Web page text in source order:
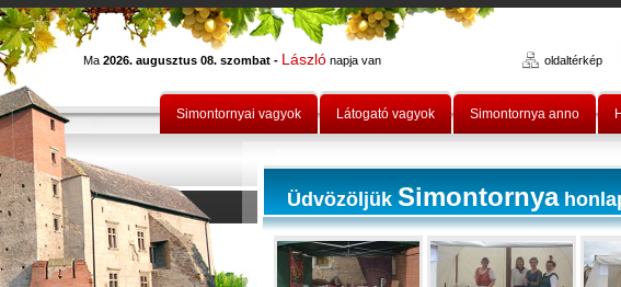
Ma 2026. augusztus 08. szombat - László napja van oldaltérkép
Simontornyai vagyok Látogató vagyok Simontornya anno
ÜdvözöljükSimontornya